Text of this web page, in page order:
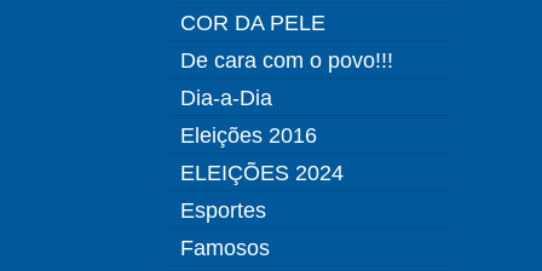
COR DA PELE
De cara com o povo!!!
Dia-a-Dia
Eleições 2016
ELEIÇÕES 2024
Esportes
Famosos